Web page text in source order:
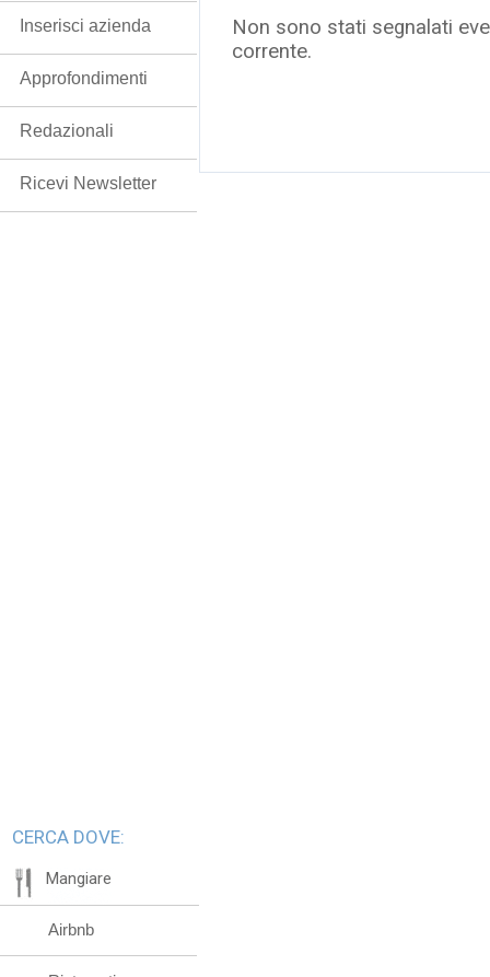
Non sono stati segnalati
corrente.
Inserisci azienda
Approfondimenti
Redazionali
Ricevi Newsletter
CERCA DOVE:
Mangiare
Airbnb